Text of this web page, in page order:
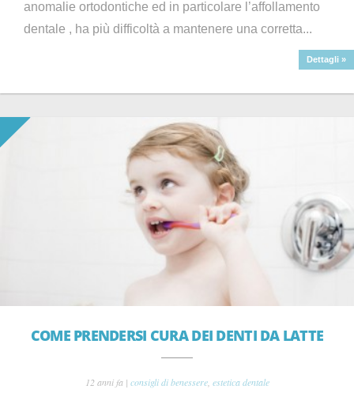
anomalie ortodontiche ed in particolare l’affollamento
dentale , ha più difficoltà a mantenere una corretta...
Dettagli »
COME PRENDERSI CURA DEI DENTI DA LATTE
12 anni fa | consigli di benessere, estetica dentale